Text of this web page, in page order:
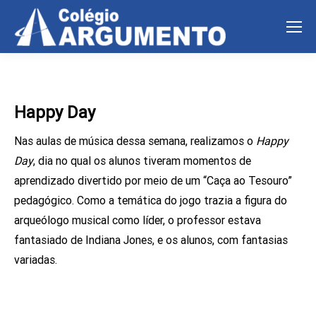
Happy Day
Nas aulas de música dessa semana, realizamos o Happy
Day, dia no qual os alunos tiveram momentos de
aprendizado divertido por meio de um “Caça ao Tesouro”
pedagógico. Como a temática do jogo trazia a figura do
arqueólogo musical como líder, o professor estava
fantasiado de Indiana Jones, e os alunos, com fantasias
variadas.